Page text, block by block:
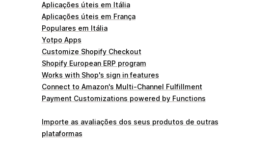
Aplicações úteis em Itália
Aplicações úteis em França
Populares em Itália
Yotpo Apps
Customize Shopify Checkout
Shopify European ERP program
Works with Shop's sign in features
Connect to Amazon's Multi-Channel Fulfillment
Payment Customizations powered by Functions
Importe as avaliações dos seus produtos de outras
plataformas